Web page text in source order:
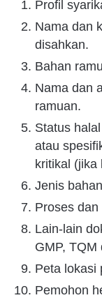
Profil
Nama dan
disahkan.
Bahan
Nama dan
ramuan.
Status
atau
kritikal (jika
Jenis
Proses
Lain-lain
GMP,
Peta lokasi
Pemohon